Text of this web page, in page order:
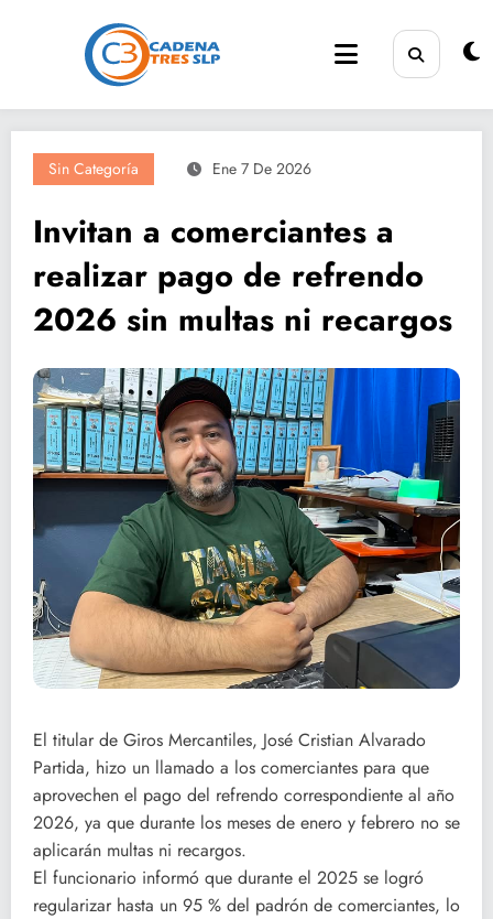
Sin Categoría Ene 7 De 2026
Invitan a comerciantes a
realizar pago de refrendo
2026 sin multas ni recargos
El titular de Giros Mercantiles, José Cristian Alvarado
Partida, hizo un llamado a los comerciantes para que
aprovechen el pago del refrendo correspondiente al año
2026, ya que durante los meses de enero y febrero no se
aplicarán multas ni recargos.
El funcionario informó que durante el 2025 se logró
regularizar hasta un 95 % del padrón de comerciantes, lo